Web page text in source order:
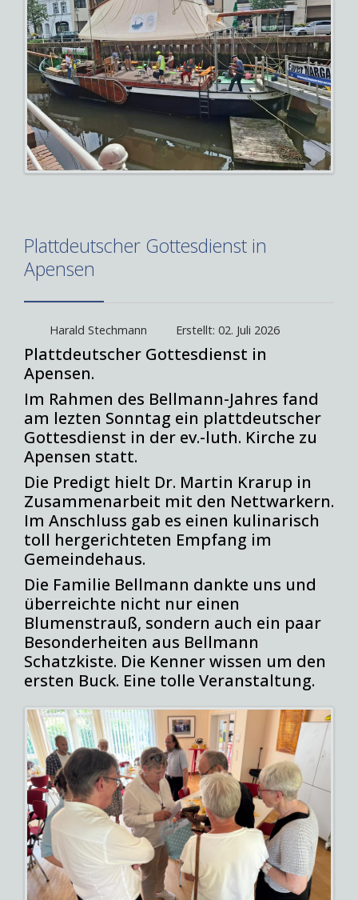
Plattdeutscher Gottesdienst in
Apensen
Harald Stechmann Erstellt: 02. Juli 2026
Plattdeutscher Gottesdienst in
Apensen.
Im Rahmen des Bellmann-Jahres fand
am lezten Sonntag ein plattdeutscher
Gottesdienst in der ev.-luth. Kirche zu
Apensen statt.
Die Predigt hielt Dr. Martin Krarup in
Zusammenarbeit mit den Nettwarkern.
Im Anschluss gab es einen kulinarisch
toll hergerichteten Empfang im
Gemeindehaus.
Die Familie Bellmann dankte uns und
überreichte nicht nur einen
Blumenstrauß, sondern auch ein paar
Besonderheiten aus Bellmann
Schatzkiste. Die Kenner wissen um den
ersten Buck. Eine tolle Veranstaltung.